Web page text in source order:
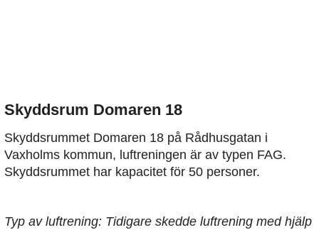
Skyddsrum Domaren 18
Skyddsrummet Domaren 18 på Rådhusgatan i
Vaxholms kommun, luftreningen är av typen FAG.
Skyddsrummet har kapacitet för 50 personer.
Typ av luftrening: Tidigare skedde luftrening med hjälp